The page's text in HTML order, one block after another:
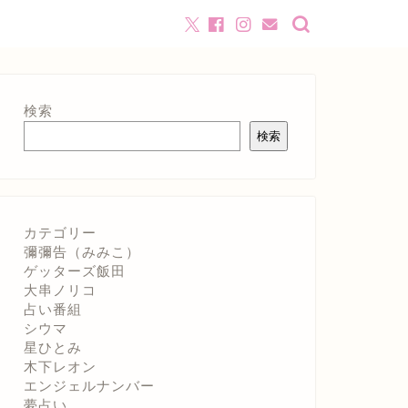
検索
検索
カテゴリー
彌彌告（みみこ）
ゲッターズ飯田
大串ノリコ
占い番組
シウマ
星ひとみ
木下レオン
エンジェルナンバー
夢占い